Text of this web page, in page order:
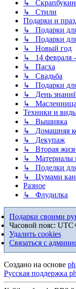
↳
↳ Стили
Подарки и
↳ Подарки
↳ Подарки
↳ Новый год
↳ 14 февраля
↳ Пасха
↳ Свадьба
↳ Подарки
↳ День знаний
↳ Масленница
Техники и
↳ Вышивка
↳ Домашняя
↳ Декупаж
↳ Вторая
↳ Материалы
↳ Поделки для
↳ Цумами
Разное
↳ Флудилка
Подарки своими
Часовой пояс:
Удалить cookies
Связаться с
Создано на основе
Русская поддержка